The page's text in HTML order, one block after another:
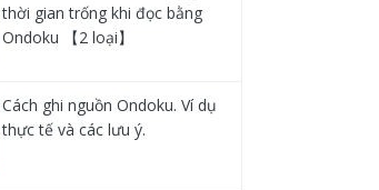
thời gian trống khi đọc bằng
Ondoku 【2 loại】
Cách ghi nguồn Ondoku. Ví dụ
thực tế và các lưu ý.